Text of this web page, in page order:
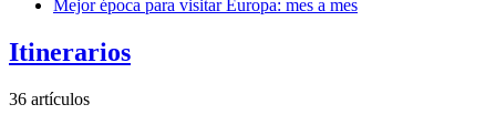
Mejor época para visitar Europa: mes a mes
Itinerarios
36 artículos